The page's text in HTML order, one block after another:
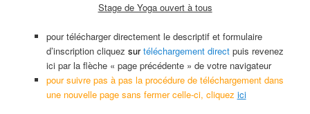
Stage de Yoga ouvert à tous
pour télécharger directement le descriptif et formulaire
d’inscription cliquez sur téléchargement directpuis revenez
ici par la flèche « page précédente » de votre navigateur
pour suivrepas à pas la procédure de téléchargement dans
une nouvelle page sans fermer celle-ci, cliquez ici